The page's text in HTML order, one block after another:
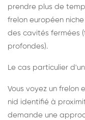
prendre plus de
frelon européen
des cavités fermées
profondes).
Le cas particulier
Vous voyez un frelon
nid identifié à
demande une